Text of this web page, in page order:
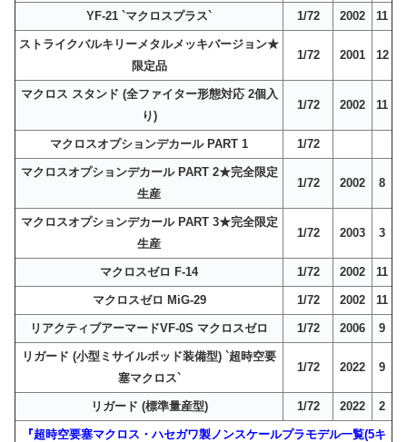
YF-21 `マクロスプラス` 1/72 2002 11
ストライクバルキリーメタルメッキバージョン★
限定品
1/72 2001 12
マクロス スタンド (全ファイター形態対応 2個入
り)
1/72 2002 11
マクロスオプションデカール PART 1 1/72
マクロスオプションデカール PART 2★完全限定
生産
1/72 2002 8
マクロスオプションデカール PART 3★完全限定
生産
1/72 2003 3
マクロスゼロ F-14 1/72 2002 11
マクロスゼロ MiG-29 1/72 2002 11
リアクティブアーマードVF-0S マクロスゼロ 1/72 2006 9
リガード (小型ミサイルポッド装備型) `超時空要
塞マクロス`
1/72 2022 9
リガード (標準量産型) 1/72 2022 2
『超時空要塞マクロス・ハセガワ製ノンスケールプラモデル一覧(5キ